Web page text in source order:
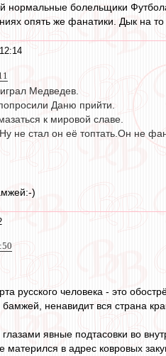
нормальные болельщики
опять же фанатики. Дык на
Медведев.
Даню прийти.
к мировой славе.
не стал он её топтать.Он не
)
русского человека - это
ненавидит вся страна
явные подтасовки во
в адрес ковровых